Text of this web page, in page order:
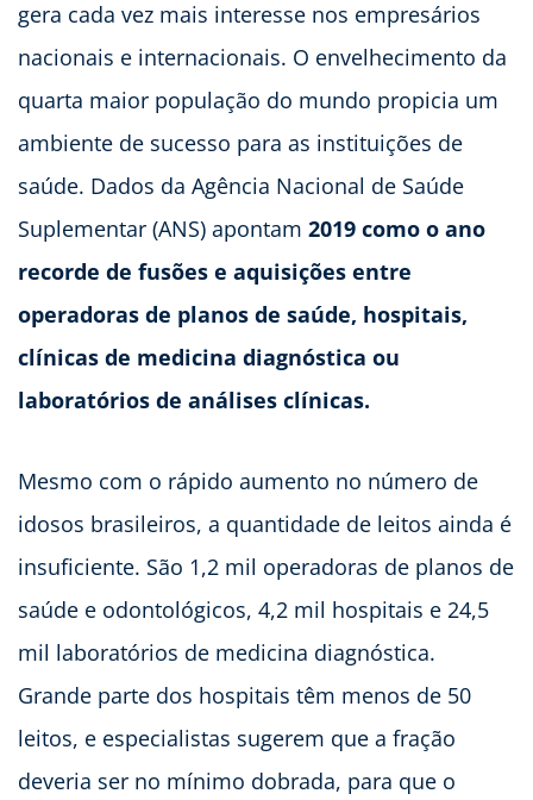
gera cada vez mais interesse nos empresários
nacionais e internacionais. O envelhecimento da
quarta maior população do mundo propicia um
ambiente de sucesso para as instituições de
saúde. Dados da Agência Nacional de Saúde
Suplementar (ANS) apontam 2019 como o ano
recorde de fusões e aquisições entre
operadoras de planos de saúde, hospitais,
clínicas de medicina diagnóstica ou
laboratórios de análises clínicas.
Mesmo com o rápido aumento no número de
idosos brasileiros, a quantidade de leitos ainda é
insuficiente. São 1,2 mil operadoras de planos de
saúde e odontológicos, 4,2 mil hospitais e 24,5
mil laboratórios de medicina diagnóstica.
Grande parte dos hospitais têm menos de 50
leitos, e especialistas sugerem que a fração
deveria ser no mínimo dobrada, para que o